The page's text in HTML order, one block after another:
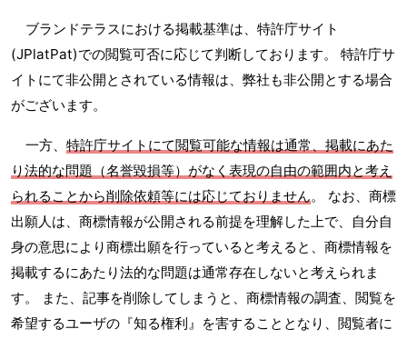
ブランドテラスにおける掲載基準は、特許庁サイト
(JPlatPat)での閲覧可否に応じて判断しております。 特許庁サ
イトにて非公開とされている情報は、弊社も非公開とする場合
がございます。
一方、 特許庁サイトにて閲覧可能な情報は通常、掲載にあた
り法的な問題（名誉毀損等）がなく表現の自由の範囲内と考え
られることから削除依頼等には応じておりません。 なお、商標
出願人は、商標情報が公開される前提を理解した上で、自分自
身の意思により商標出願を行っていると考えると、商標情報を
掲載するにあたり法的な問題は通常存在しないと考えられま
す。 また、記事を削除してしまうと、商標情報の調査、閲覧を
希望するユーザの『知る権利』を害することとなり、閲覧者に